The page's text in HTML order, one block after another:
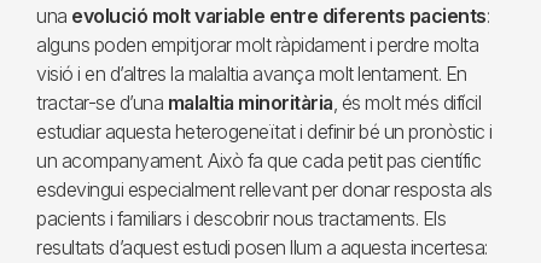
una evolució molt variable entre diferents pacients:
alguns poden empitjorar molt ràpidament i perdre molta
visió i en d’altres la malaltia avança molt lentament. En
tractar-se d’una malaltia minoritària, és molt més difícil
estudiar aquesta heterogeneïtat i definir bé un pronòstic i
un acompanyament. Això fa que cada petit pas científic
esdevingui especialment rellevant per donar resposta als
pacients i familiars i descobrir nous tractaments. Els
resultats d’aquest estudi posen llum a aquesta incertesa: